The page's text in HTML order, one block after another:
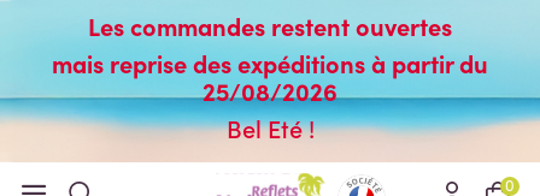
Les commandes restent ouvertes
mais reprise des expéditions à partir du
25/08/2026
Bel Eté !
0